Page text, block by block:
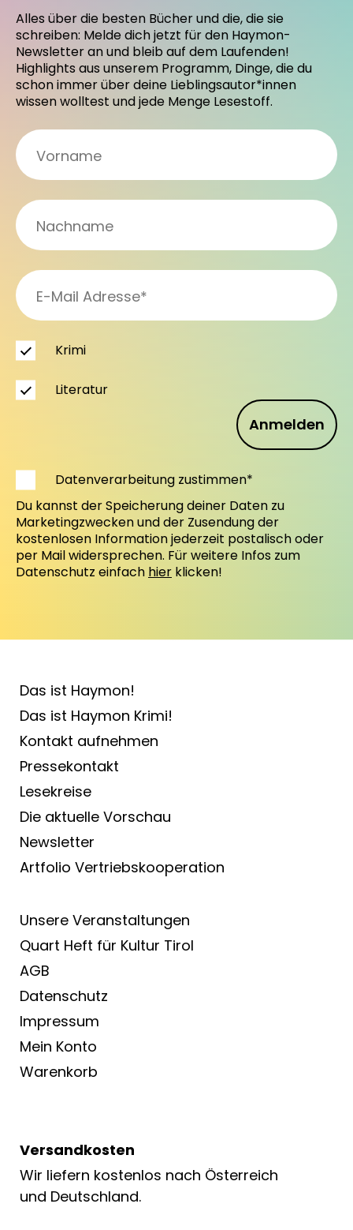
Alles über die besten Bücher und die, die sie
schreiben: Melde dich jetzt für den Haymon-
Newsletter an und bleib auf dem Laufenden!
Highlights aus unserem Programm, Dinge, die du
schon immer über deine Lieblingsautor*innen
wissen wolltest und jede Menge Lesestoff.
Anmelden
Krimi
Literatur
Datenverarbeitung zustimmen*
Du kannst der Speicherung deiner Daten zu
Marketingzwecken und der Zusendung der
kostenlosen Information jederzeit postalisch oder
per Mail widersprechen. Für weitere Infos zum
Datenschutz einfach hier klicken!
Das ist Haymon!
Das ist Haymon Krimi!
Kontakt aufnehmen
Pressekontakt
Lesekreise
Die aktuelle Vorschau
Newsletter
Artfolio Vertriebs­kooperation
Unsere Veranstaltungen
Quart Heft für Kultur Tirol
AGB
Datenschutz
Impressum
Mein Konto
Warenkorb
Versandkosten
Wir liefern kostenlos nach Österreich
und Deutschland.